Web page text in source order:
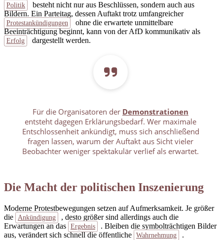
Politik
besteht nicht nur aus Beschlüssen, sondern auch aus
Bildern. Ein Parteitag, dessen Auftakt trotz umfangreicher
Protestankündigungen
ohne die erwartete unmittelbare
Beeinträchtigung beginnt, kann von der AfD kommunikativ als
Erfolg dargestellt werden.
Für die Organisatoren der Demonstrationen
entsteht dagegen Erklärungsbedarf. Wer maximale
Entschlossenheit ankündigt, muss sich anschließend
fragen lassen, warum der Auftakt aus Sicht vieler
Beobachter weniger spektakulär verlief als erwartet.
Die Macht der politischen Inszenierung
Moderne Protestbewegungen setzen auf Aufmerksamkeit. Je größer
die Ankündigung
, desto größer sind allerdings auch die
Erwartungen an das Ergebnis
. Bleiben die symbolträchtigen Bilder
aus, verändert sich schnell die öffentliche Wahrnehmung .